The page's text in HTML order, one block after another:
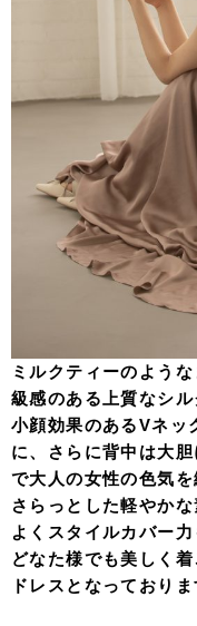
ミルクティーのよう
級感のある上質なシル
小顔効果のあるVネッ
に、さらに背中は大
で大人の女性の色気
さらっとした軽やか
よくスタイルカバー力
どなた様でも美しく
ドレスとなっておりま